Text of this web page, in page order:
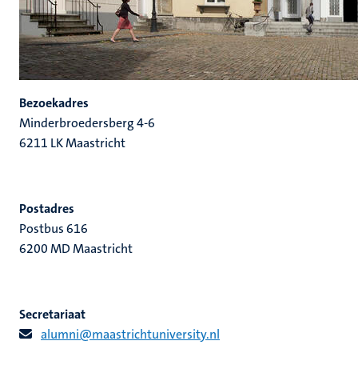
Bezoekadres
Minderbroedersberg 4-6
6211 LK Maastricht
Postadres
Postbus 616
6200 MD Maastricht
Secretariaat
alumni@maastrichtuniversity.nl